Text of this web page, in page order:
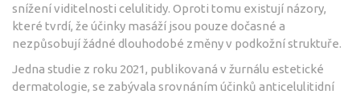
snížení viditelnosti celulitidy. Oproti tomu existují názory,
které tvrdí, že účinky masáží jsou pouze dočasné a
nezpůsobují žádné dlouhodobé změny v podkožní struktuře.
Jedna studie z roku 2021, publikovaná v žurnálu estetické
dermatologie, se zabývala srovnáním účinků anticelulitidní